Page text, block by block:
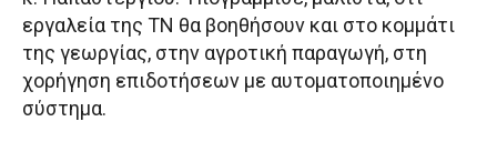
εργαλεία της ΤΝ θα βοηθήσουν και στο κομμάτι
της γεωργίας, στην αγροτική παραγωγή, στη
χορήγηση επιδοτήσεων με αυτοματοποιημένο
σύστημα.